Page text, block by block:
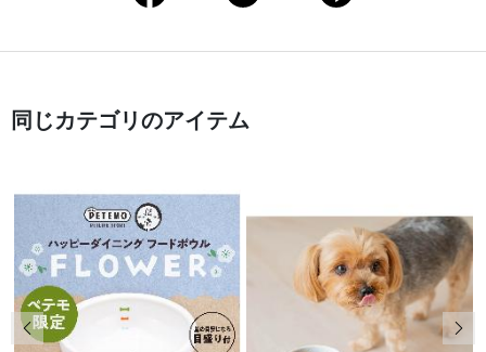
同じカテゴリのアイテム
前の画像 次